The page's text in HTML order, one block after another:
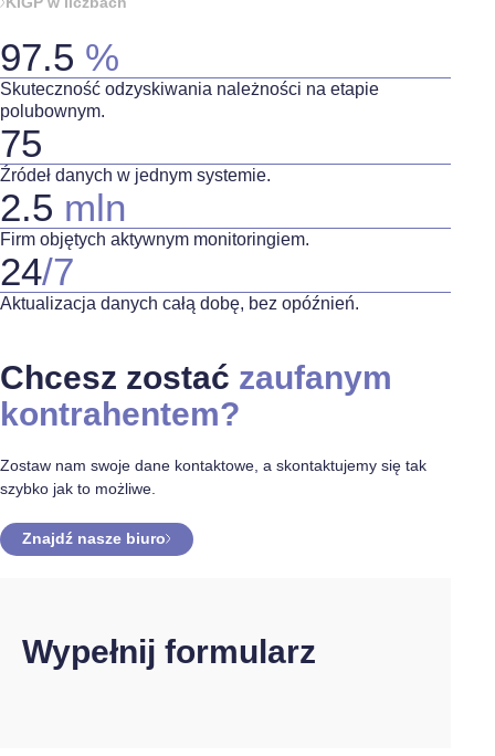
97.5 %
Skuteczność odzyskiwania należności na etapie
polubownym.
75
Źródeł danych w jednym systemie.
2.5 mln
Firm objętych aktywnym monitoringiem.
24/7
Aktualizacja danych całą dobę, bez opóźnień.
Chcesz zostać zaufanym
kontrahentem?
Zostaw nam swoje dane kontaktowe, a skontaktujemy się tak
szybko jak to możliwe.
Znajdź nasze biuro
Wypełnij formularz